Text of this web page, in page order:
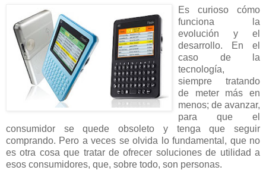
Es curioso cómo
funciona la
evolución y el
desarrollo. En el
caso de la
tecnología,
siempre tratando
de meter más en
menos; de avanzar,
para que el
consumidor se quede obsoleto y tenga que seguir
comprando. Pero a veces se olvida lo fundamental, que no
es otra cosa que tratar de ofrecer soluciones de utilidad a
esos consumidores, que, sobre todo, son personas.